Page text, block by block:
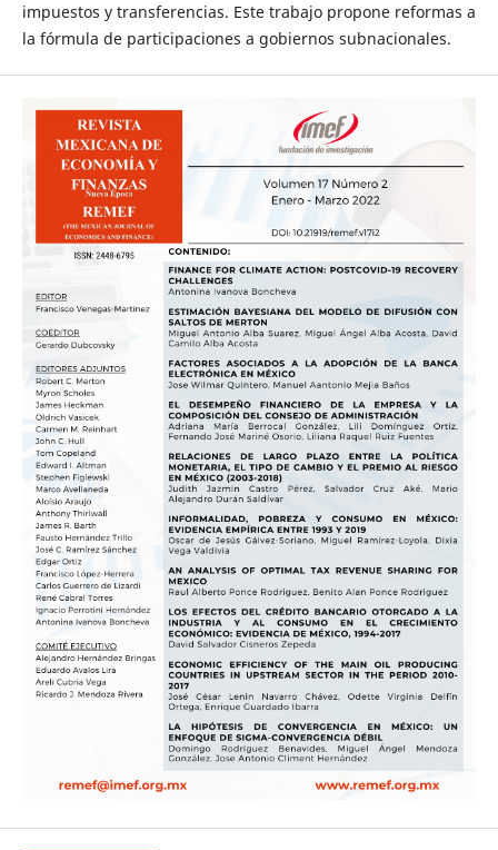
impuestos y transferencias. Este trabajo propone reformas a
la fórmula de participaciones a gobiernos subnacionales.